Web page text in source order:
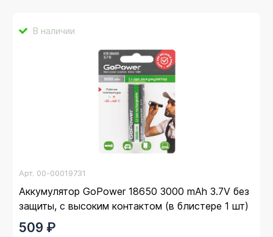
В наличии
Арт. 00-00019731
Аккумулятор GoPower 18650 3000 mAh 3.7V без
защиты, с высоким контактом (в блистере 1 шт)
509 ₽